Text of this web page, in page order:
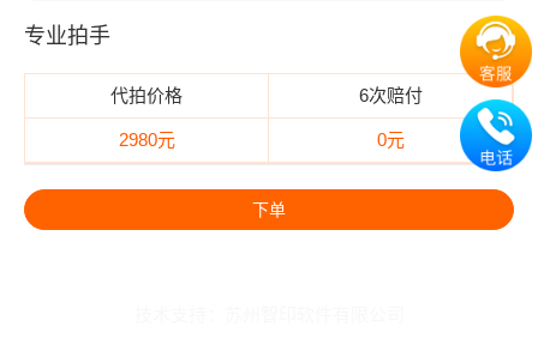
专业拍手
代拍价格
2980元
6次赔付
0元
下单